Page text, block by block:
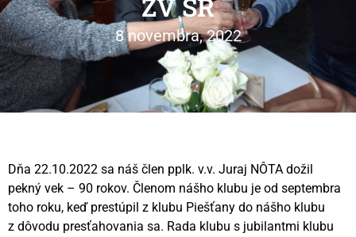
ZV SR
8 novembra, 2022
Dňa 22.10.2022 sa náš člen pplk. v.v. Juraj NÔTA dožil
pekný vek – 90 rokov. Členom nášho klubu je od septembra
toho roku, keď prestúpil z klubu Piešťany do nášho klubu
z dôvodu presťahovania sa. Rada klubu s jubilantmi klubu